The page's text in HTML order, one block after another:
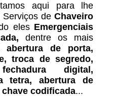
aqui para lhe
Serviços deChaveiro
eles Emergenciais
dentre os mais
abertura de porta,
troca de segredo,
digital,
tetra, abertura de
codificada...